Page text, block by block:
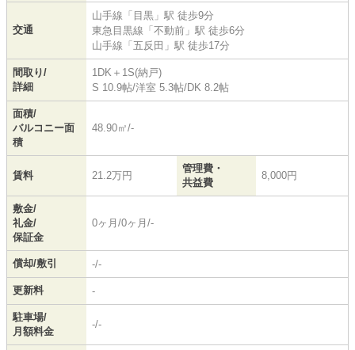
交通
山手線 「 目黒 」駅 徒歩9分
東急目黒線 「 不動前 」駅 徒歩6分
山手線 「 五反田 」駅 徒歩17分
間取り/
詳細
1DK＋1S(納戸)
S 10.9帖/洋室 5.3帖/DK 8.2帖
面積/
バルコニー面
積
48.90㎡/-
賃料 21.2万円
管理費・
共益費
8,000円
敷金/
礼金/
保証金
0ヶ月/0ヶ月/-
償却/敷引 -/-
更新料 -
駐車場/
月額料金
-/-